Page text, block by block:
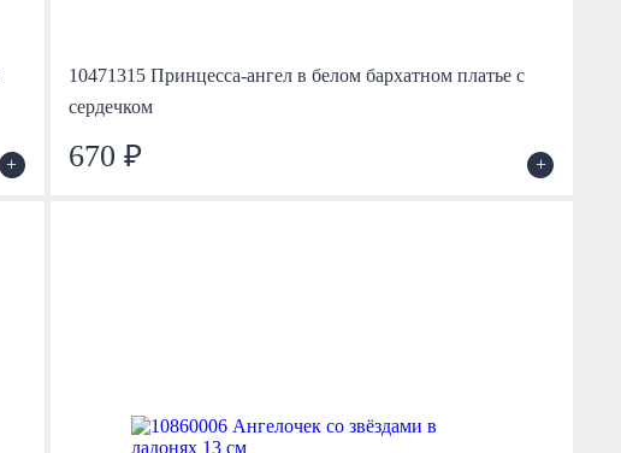
+
10471315 Принцесса-ангел в белом бархатном платье с
сердечком
670 ₽ +